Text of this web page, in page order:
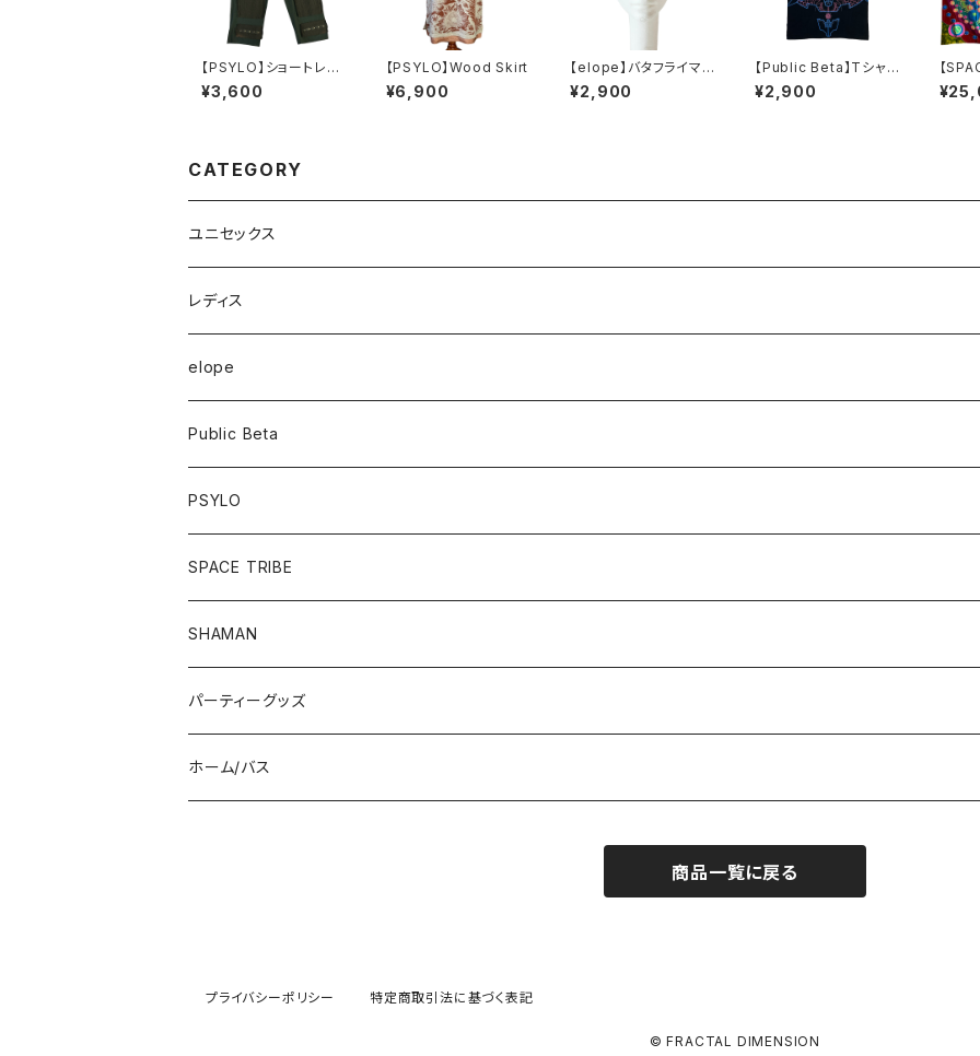
【PSYLO】ショートレギ
ンス＊Short Legging
s-アーミー
¥3,600
【PSYLO】Wood Skirt
¥6,900
【elope】バタフライマス
ク（BLUE/RED）
¥2,900
【Public Beta】Tシャ
ツ-SpaceController
2.01
¥2,900
【
ナー
CATEGORY
ユニセックス
半袖Tシャツ
長袖Tシャツ
フーディー
パンツ
シューズ
服飾雑貨
レディス
トップス
ボトム
ワンピース
オールインワン
シューズ
服飾雑貨
elope
Public Beta
半袖Tシャツ
フーディー
長袖Tシャツ
PSYLO
トップス
ボトム
服飾雑貨
SPACE TRIBE
Tシャツ
フーディー
ジャケット
SHAMAN
トップス
長袖Tシャツ
ボトム
パーティーグッズ
帽子/マスク
ホーム/バス
商品一覧に戻る
プライバシーポリシー 特定商取引法に基づく表記
© FRACTAL DIMENSION